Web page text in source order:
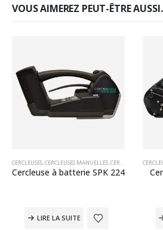
VOUS AIMEREZ PEUT-ÊTRE
,MACHINES D'EMBALLAGE
CERCLEUSES,CERCLEUSES MANUELLES,CERCLEUSES MANUELLES POUR PP ET PET
Cercleuse à batterie SPK 224
LIRE LA SUITE